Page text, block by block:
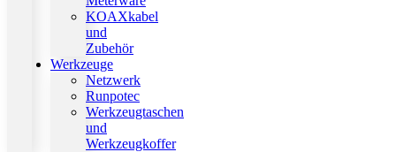
KOAXkabel
und
Zubehör
Werkzeuge
Netzwerk
Runpotec
Werkzeugtaschen
und
Werkzeugkoffer